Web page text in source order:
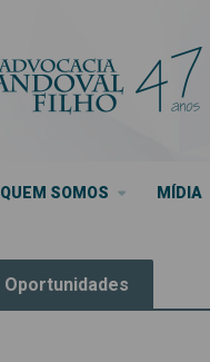
QUEM SOMOS MÍDIA
Oportunidades